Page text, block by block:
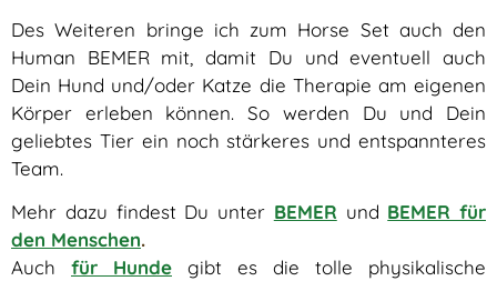
Des Weiteren bringe ich zum Horse Set auch den
Human BEMER mit, damit Du und eventuell auch
Dein Hund und/oder Katze die Therapie am eigenen
Körper erleben können. So werden Du und Dein
geliebtes Tier ein noch stärkeres und entspannteres
Team.
Mehr dazu findest Du unter BEMER und BEMER für
den Menschen.
Auch für Hunde gibt es die tolle physikalische